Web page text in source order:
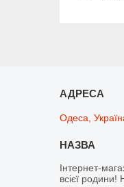
Одеса,
Інтернет-
всієї родини!